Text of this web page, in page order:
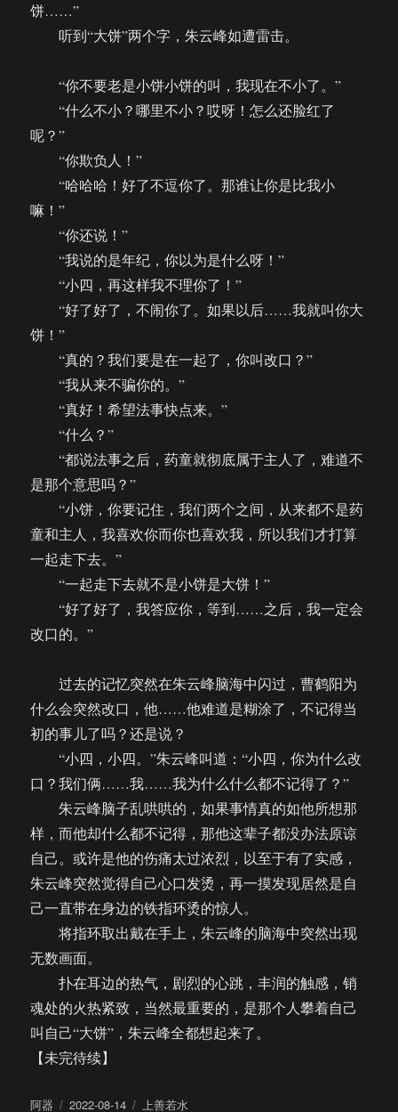
饼……”
听到“大饼”两个字，朱云峰如遭雷击。
“你不要老是小饼小饼的叫，我现在不小了。”
“什么不小？哪里不小？哎呀！怎么还脸红了
呢？”
“你欺负人！”
“哈哈哈！好了不逗你了。那谁让你是比我小
嘛！”
“你还说！”
“我说的是年纪，你以为是什么呀！”
“小四，再这样我不理你了！”
“好了好了，不闹你了。如果以后……我就叫你大
饼！”
“真的？我们要是在一起了，你叫改口？”
“我从来不骗你的。”
“真好！希望法事快点来。”
“什么？”
“都说法事之后，药童就彻底属于主人了，难道不
是那个意思吗？”
“小饼，你要记住，我们两个之间，从来都不是药
童和主人，我喜欢你而你也喜欢我，所以我们才打算
一起走下去。”
“一起走下去就不是小饼是大饼！”
“好了好了，我答应你，等到……之后，我一定会
改口的。”
过去的记忆突然在朱云峰脑海中闪过，曹鹤阳为
什么会突然改口，他……他难道是糊涂了，不记得当
初的事儿了吗？还是说？
“小四，小四。”朱云峰叫道：“小四，你为什么改
口？我们俩……我……我为什么什么都不记得了？”
朱云峰脑子乱哄哄的，如果事情真的如他所想那
样，而他却什么都不记得，那他这辈子都没办法原谅
自己。或许是他的伤痛太过浓烈，以至于有了实感，
朱云峰突然觉得自己心口发烫，再一摸发现居然是自
己一直带在身边的铁指环烫的惊人。
将指环取出戴在手上，朱云峰的脑海中突然出现
无数画面。
扑在耳边的热气，剧烈的心跳，丰润的触感，销
魂处的火热紧致，当然最重要的，是那个人攀着自己
叫自己“大饼”，朱云峰全都想起来了。
【未完待续】
作
阿器 发
2022-08-14 分
上善若水